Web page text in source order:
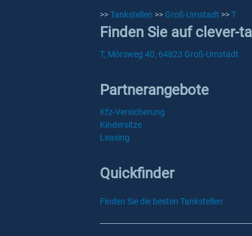
>>Tankstellen >> Groß-Umstadt >>T
Finden Sie auf clever-
T, Mörsweg 40, 64823 Groß-Umstadt
Partnerangebote
Kfz-Versicherung
Kindersitze
Leasing
Quickfinder
Finden Sie die besten Tankstellen